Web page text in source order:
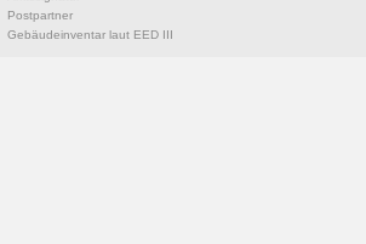
Postpartner
Gebäudeinventar laut EED III